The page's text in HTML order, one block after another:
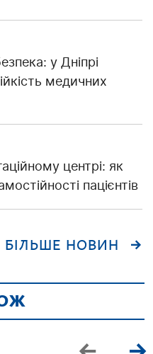
у Дніпрі
медичних
центрі: як
пацієнтів
БІЛЬШЕ НОВИН